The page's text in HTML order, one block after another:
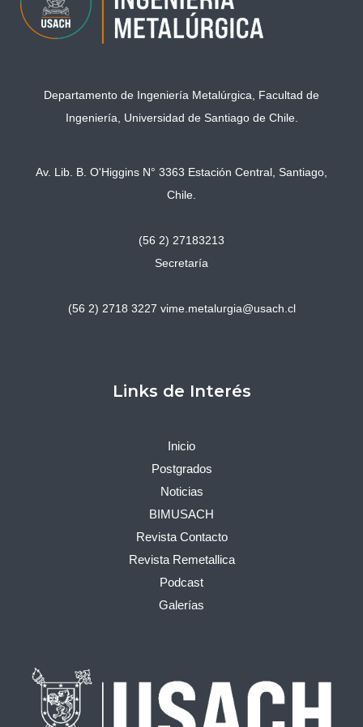
Departamento de Ingeniería Metalúrgica, Facultad de
Ingeniería, Universidad de Santiago de Chile.
Av. Lib. B. O'Higgins N° 3363 Estación Central, Santiago,
Chile.
(56 2) 27183213
Secretaría
(56 2) 2718 3227 vime.metalurgia@usach.cl
Links de Interés
Inicio
Postgrados
Noticias
BIMUSACH
Revista Contacto
Revista Remetallica
Podcast
Galerías